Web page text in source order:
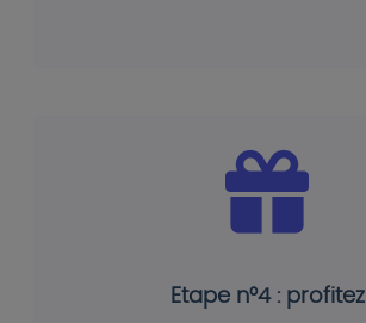
Etape n°4 : profitez